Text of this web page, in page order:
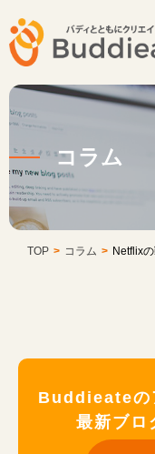
コラム
TOP > コラム > Netflix
Buddieateの
最新ブロ